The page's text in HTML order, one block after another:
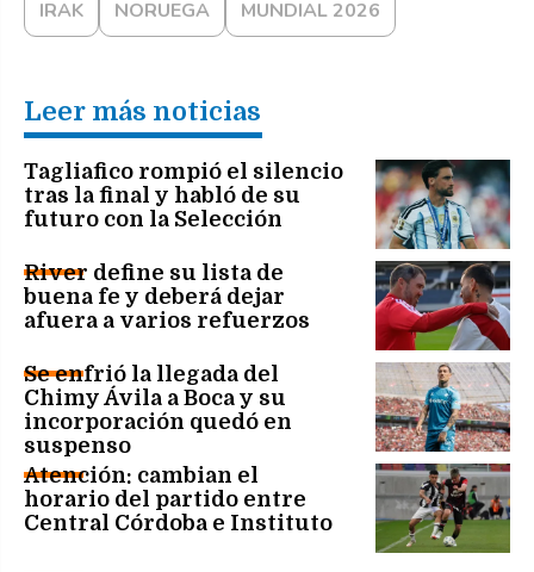
IRAK NORUEGA MUNDIAL 2026
Leer más noticias
Tagliafico rompió el silencio
tras la final y habló de su
futuro con la Selección
River define su lista de
buena fe y deberá dejar
afuera a varios refuerzos
Se enfrió la llegada del
Chimy Ávila a Boca y su
incorporación quedó en
suspenso
Atención: cambian el
horario del partido entre
Central Córdoba e Instituto